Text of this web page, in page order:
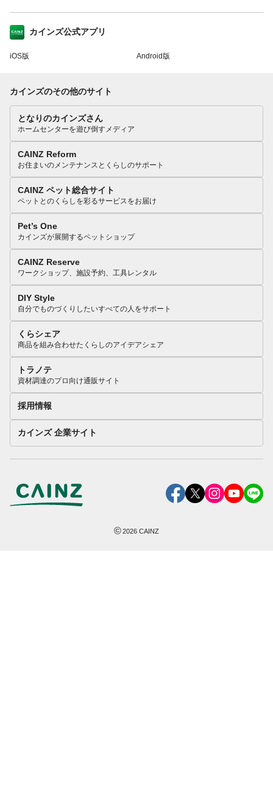
カインズ公式アプリ
iOS版 Android版
カインズのその他のサイト
となりのカインズさん
ホームセンターを遊び倒すメディア
CAINZ Reform
お住まいのメンテナンスとくらしのサポート
CAINZ ペット総合サイト
ペットとのくらしを彩るサービスをお届け
Pet’s One
カインズが展開するペットショップ
CAINZ Reserve
ワークショップ、施設予約、工具レンタル
DIY Style
自分でものづくりしたいすべての人をサポート
くらシェア
商品を組み合わせたくらしのアイデアシェア
トラノテ
資材調達のプロ向け通販サイト
採用情報
カインズ 企業サイト
©2026 CAINZ